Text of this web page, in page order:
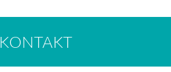
KONTAKT